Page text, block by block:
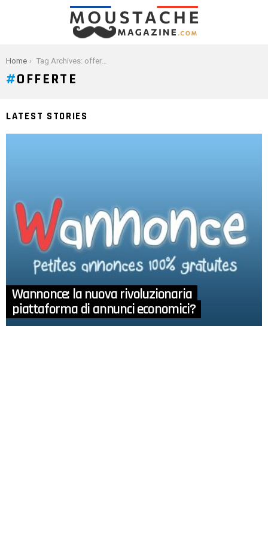
You are here:
Home Tag Archives: offerte
OFFERTE
LATEST STORIES
Wannonce: la nuova rivoluzionaria
piattaforma di annunci economici?